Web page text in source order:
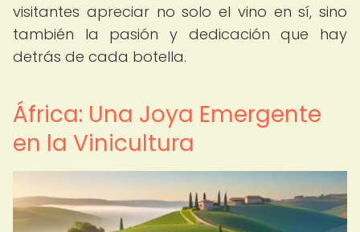
visitantes apreciar no solo el vino en sí, sino
también la pasión y dedicación que hay
detrás de cada botella.
África: Una Joya Emergente
en la Vinicultura